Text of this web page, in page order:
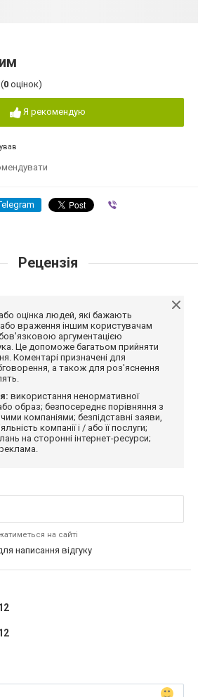
(0 оцінок)
Я рекомендую
Рецензія
оцінка людей, які бажають
враження іншим користувачам
аргументацією
Це допоможе багатьом прийняти
Коментарі призначені для
а також для роз'яснення
використання ненормативної
образ; безпосереднє порівняння з
компаніями; безпідставні заяви,
компанії і / або її послуги;
на сторонні інтернет-ресурси;
на сайті
написання відгуку